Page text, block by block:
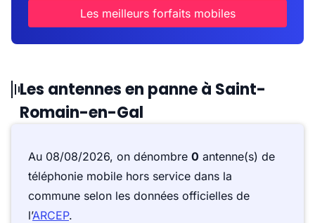
Les meilleurs forfaits mobiles
Les antennes en panne à Saint-
Romain-en-Gal
Au 08/08/2026, on dénombre 0 antenne(s) de
téléphonie mobile hors service dans la
commune selon les données officielles de
l’ARCEP.